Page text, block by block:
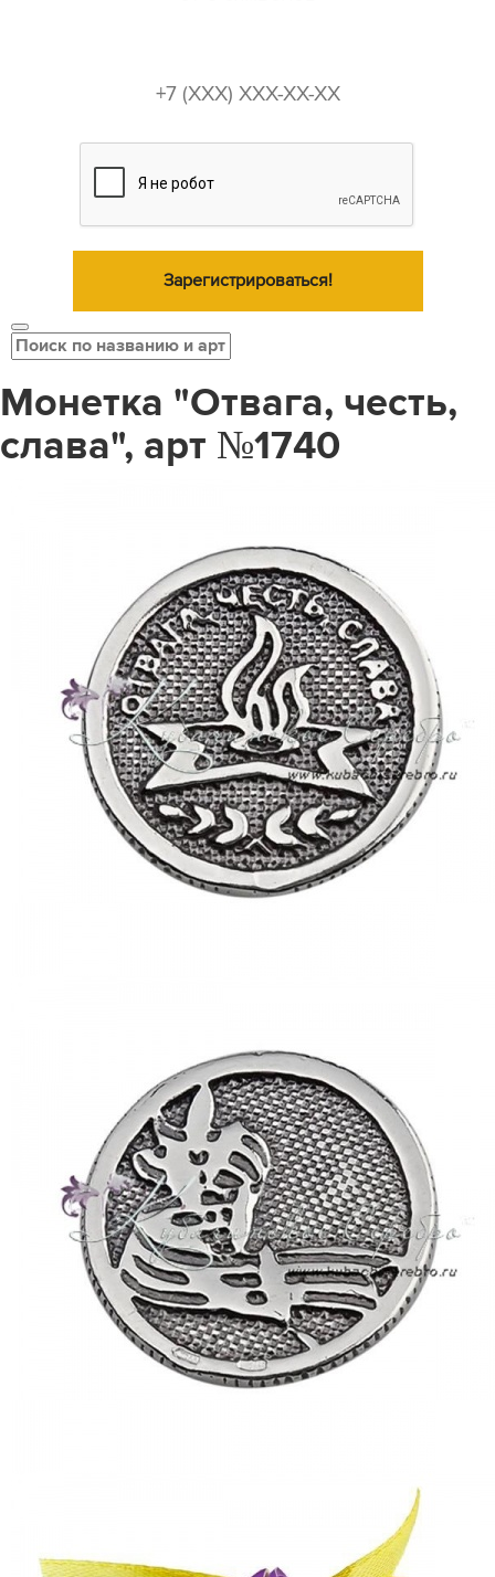
Зарегистрироваться!
Монетка "Отвага, честь,
слава", арт №1740